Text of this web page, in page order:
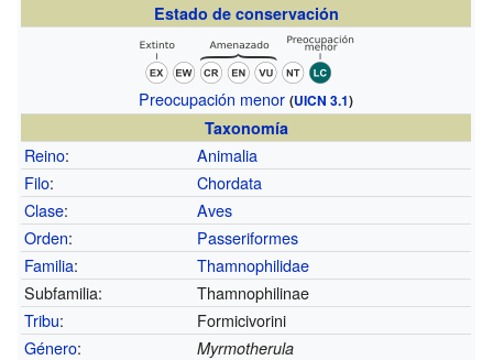
Estado de conservación
Preocupación menor (UICN 3.1)
Taxonomía
Reino:
Animalia
Filo:
Chordata
Clase:
Aves
Orden:
Passeriformes
Familia:
Thamnophilidae
Subfamilia:
Thamnophilinae
Tribu:
Formicivorini
Género: Myrmotherula